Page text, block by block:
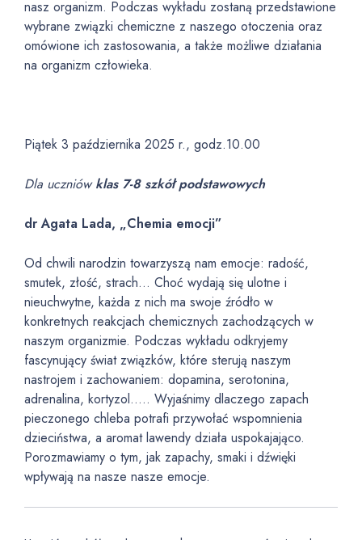
nasz organizm. Podczas wykładu zostaną przedstawione
wybrane związki chemiczne z naszego otoczenia oraz
omówione ich zastosowania, a także możliwe działania
na organizm człowieka.
Piątek 3 października 2025 r., godz.10.00
Dla uczniówklas 7-8 szkół podstawowych
dr Agata Lada, „Chemia emocji”
Od chwili narodzin towarzyszą nam emocje: radość,
smutek, złość, strach… Choć wydają się ulotne i
nieuchwytne, każda z nich ma swoje źródło w
konkretnych reakcjach chemicznych zachodzących w
naszym organizmie. Podczas wykładu odkryjemy
fascynujący świat związków, które sterują naszym
nastrojem i zachowaniem: dopamina, serotonina,
adrenalina, kortyzol….. Wyjaśnimy dlaczego zapach
pieczonego chleba potrafi przywołać wspomnienia
dzieciństwa, a aromat lawendy działa uspokajająco.
Porozmawiamy o tym, jak zapachy, smaki i dźwięki
wpływają na nasze nasze emocje.